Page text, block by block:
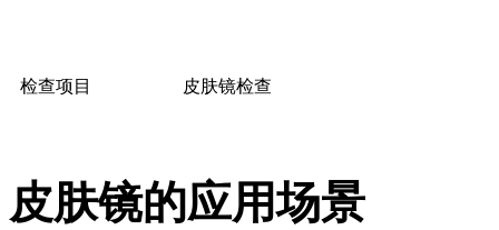
检查项目 皮肤镜检查
皮肤镜的应用场景